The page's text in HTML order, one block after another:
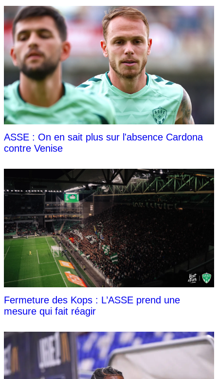
ASSE : On en sait plus sur l'absence Cardona
contre Venise
Fermeture des Kops : L’ASSE prend une
mesure qui fait réagir